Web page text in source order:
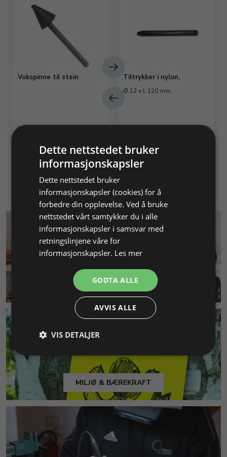
Vokspinne til stein
Varenr. 158035
63,00 NOK
Info
Legg i
handlekurv
Tiltrykker i nylon.
Ø 12 x L 120 mm
På lager
76,80 NOK
Info
KUNDESERVICE
MILJØ & BÆREKRAFT
Dette nettstedet bruker
informasjonskapsler
Dette nettstedet bruker
informasjonskapsler (cookies) for å
forbedre din opplevelse. Ved å bruke
nettstedet vårt samtykker du i alle
informasjonskapsler i samsvar med
retningslinjene våre for
informasjonskapsler. Les mer
GODTA ALLE
AVVIS ALLE
VIS DETALJER